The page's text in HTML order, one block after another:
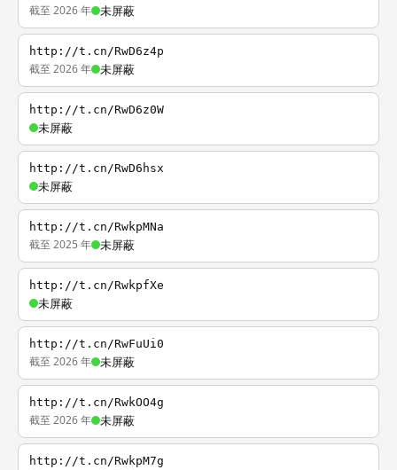
截至 2026 年 未屏蔽
http://t.cn/RwD6z4p
截至 2026 年 未屏蔽
http://t.cn/RwD6z0W
未屏蔽
http://t.cn/RwD6hsx
未屏蔽
http://t.cn/RwkpMNa
截至 2025 年 未屏蔽
http://t.cn/RwkpfXe
未屏蔽
http://t.cn/RwFuUi0
截至 2026 年 未屏蔽
http://t.cn/RwkOO4g
截至 2026 年 未屏蔽
http://t.cn/RwkpM7g